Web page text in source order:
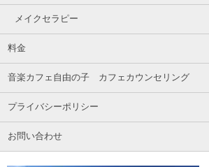
メイクセラピー
料金
音楽カフェ自由の子 カフェカウンセリング
プライバシーポリシー
お問い合わせ